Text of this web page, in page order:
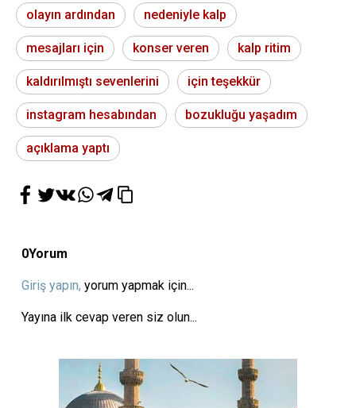
olayın ardından nedeniyle kalp
mesajları için konser veren kalp ritim
kaldırılmıştı sevenlerini için teşekkür
instagram hesabından bozukluğu yaşadım
açıklama yaptı
0Yorum
Giriş yapın, yorum yapmak için...
Yayına ilk cevap veren siz olun...